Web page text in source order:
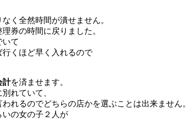
く全然時間が潰せません。
券の時間に戻りました。
いて
くほど早く入れるので
計を済ませます。
れていて、
れるのでどちらの店かを選ぶことは出来ません。
の女の子２人が